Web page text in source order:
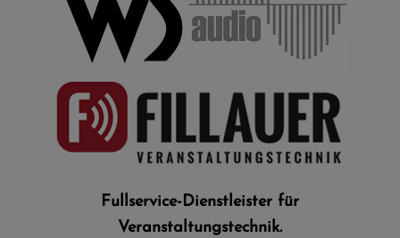
Fullservice-Dienstleister für
Veranstaltungstechnik.​